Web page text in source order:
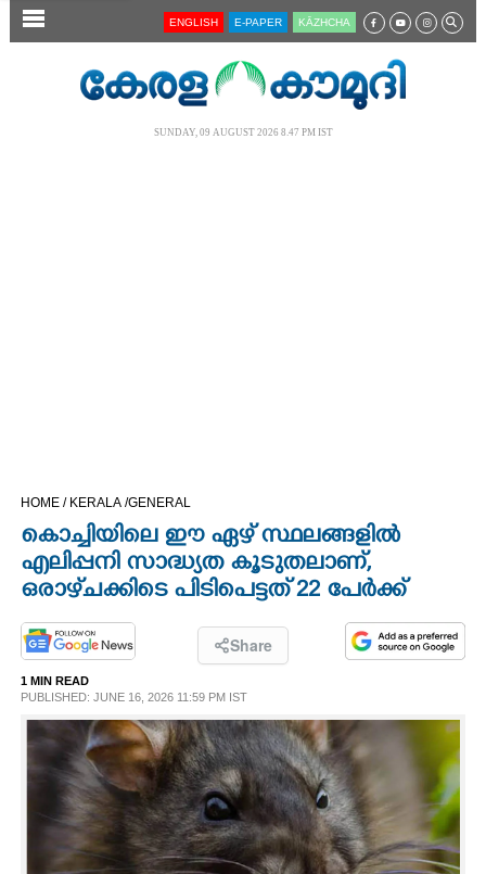
SECTIONS
CINEMA
OPINION
PHOTOS
LIFESTYLE
SPIRITUAL
INFO+
ENGLISH E-PAPER KĀZHCHA
SUNDAY, 09 AUGUST 2026 8.47 PM IST
HOME / KERALA /GENERAL
കൊച്ചിയിലെ ഈ ഏഴ് സ്ഥലങ്ങളിൽ
എലിപ്പനി സാദ്ധ്യത കൂടുതലാണ്,
ഒരാഴ്‌ചക്കിടെ പിടിപെട്ടത് 22 പേർക്ക്
Share
1 MIN READ
PUBLISHED: JUNE 16, 2026 11:59 PM IST